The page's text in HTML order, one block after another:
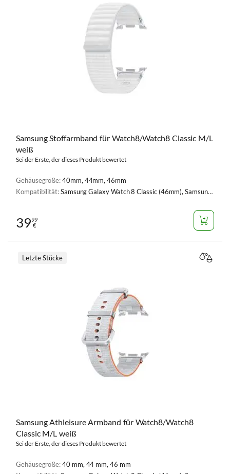
Samsung Stoffarmband für Watch8/Watch8 Classic M/L
weiß
Sei der Erste, der dieses Produkt bewertet
Gehäusegröße:40mm, 44mm, 46mm
Kompatibilität:Samsung Galaxy Watch 8 Classic (46mm), Samsung Galaxy Watch 8 (40mm), Samsung Galaxy Watch 8 (44mm)
3999
€
Samsung Athleisure Armband für Watch8/Watch8
Classic M/L weiß
Sei der Erste, der dieses Produkt bewertet
Gehäusegröße:40 mm, 44 mm, 46 mm
Letzte Stücke